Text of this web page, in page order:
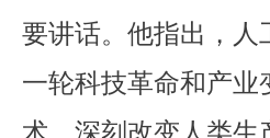
要讲话。他指出，人
一轮科技革命和产业
术，深刻改变人类生